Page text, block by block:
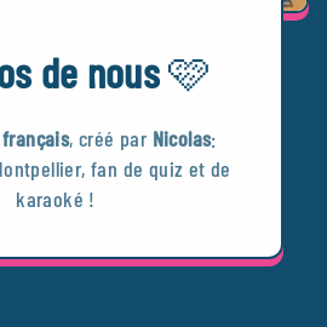
de nous🩷
, créé par Nicolas:
fan de quiz et de
karaoké !